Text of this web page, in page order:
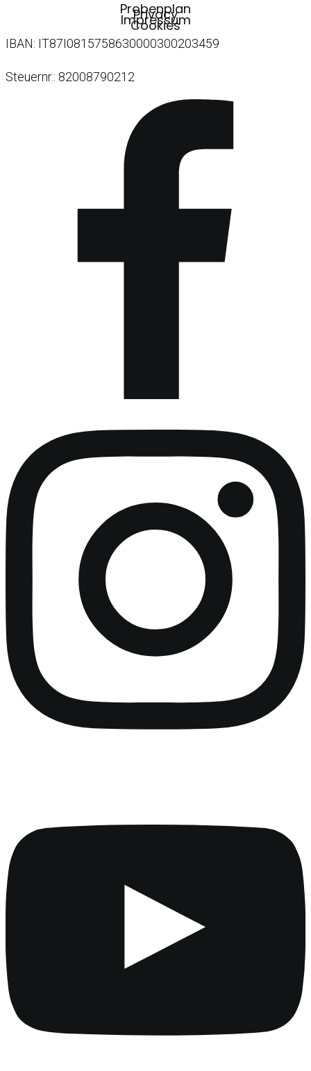
Probenplan
Privacy
Impressum
Cookies
IBAN: IT87I0815758630000300203459
Steuernr.: 82008790212